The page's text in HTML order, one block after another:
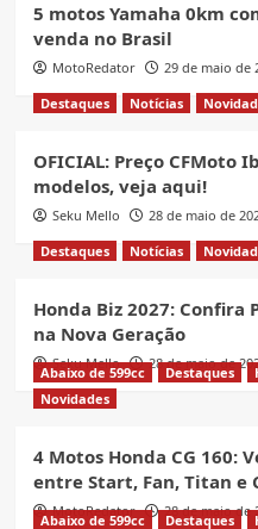
5 motos Yamaha 0km
venda no Brasil
MotoRedator
29 de maio de
Destaques
Notícias
OFICIAL: Preço CFMoto
modelos, veja aqui!
Seku Mello
28 de maio de
Destaques
Notícias
Honda Biz 2027: Confira
na Nova Geração
Seku Mello 28 de maio de
Abaixo de 599cc Destaques
Novidades
4 Motos Honda CG 160:
entre Start, Fan, Titan e
MotoRedator 28 de maio de
Abaixo de 599cc Destaques